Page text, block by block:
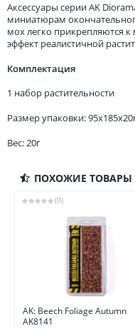
Аксессуары серии AK
миниатюрам
мох легко прикрепляются
эффект реалистичной
Комплектация
1 набор растительности
Размер упаковки:
Вес: 20г
ПОХОЖИЕ ТОВАРЫ
(0)
AK: Beech Foliage Autumn
AK8141